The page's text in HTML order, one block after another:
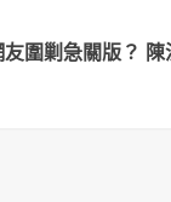
圍剿急關版？